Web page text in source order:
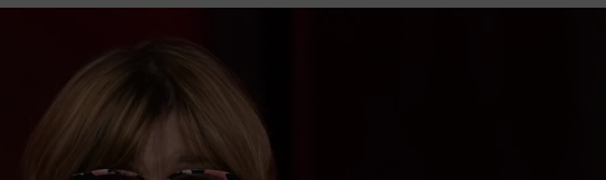
Bitumenes lapostetők: a bevált technológia akkor működik, ha jól van felújítva
Ingatlanpiaci szakértők szerint akár 5 százalékkal is nőhetnek a bérleti díjak a ponthatárhirdetés
Munkácsy nem Krisztust szépítette meg: minket leplezett le